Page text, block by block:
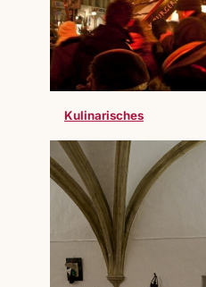
Kulinarisches